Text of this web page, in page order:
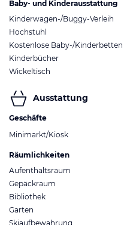
Baby- und Kinderausstattung
Kinderwagen-/Buggy-Verleih
Hochstuhl
Kostenlose Baby-/Kinderbetten
Kinderbücher
Wickeltisch
Ausstattung
Geschäfte
Minimarkt/Kiosk
Räumlichkeiten
Aufenthaltsraum
Gepäckraum
Bibliothek
Garten
Skiaufbewahrung